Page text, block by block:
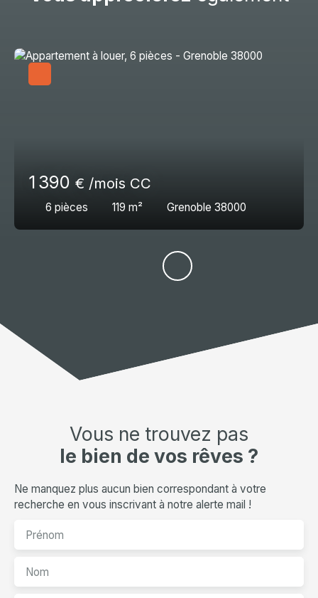
1 390 € /mois CC
6 pièces 119 m² Grenoble 38000
Vous ne trouvez pas
le bien de vos rêves ?
Ne manquez plus aucun bien correspondant à votre
recherche en vous inscrivant à notre alerte mail !
Prénom
Nom